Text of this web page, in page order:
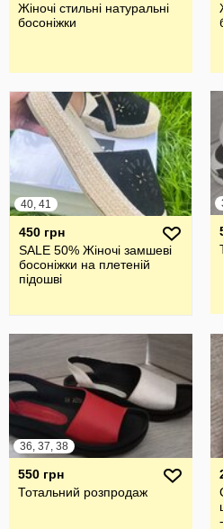
Жіночі стильні натуральні
босоніжки
40, 41
450 грн
SALE 50% Жіночі замшеві
босоніжки на плетеній
підошві
36, 37, 38
550 грн
Тотальний розпродаж